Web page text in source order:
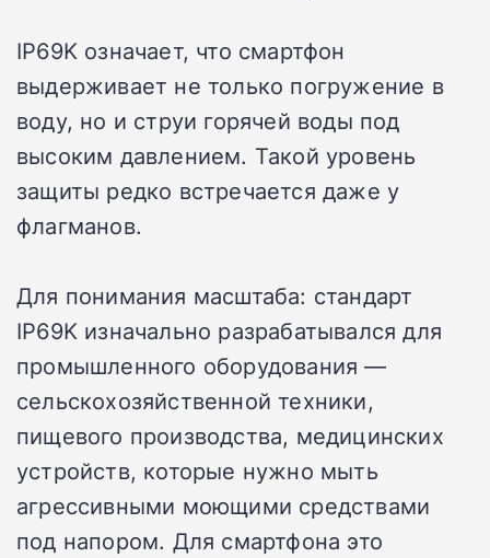
IP69K означает, что смартфон
выдерживает не только погружение в
воду, но и струи горячей воды под
высоким давлением. Такой уровень
защиты редко встречается даже у
флагманов.
Для понимания масштаба: стандарт
IP69K изначально разрабатывался для
промышленного оборудования —
сельскохозяйственной техники,
пищевого производства, медицинских
устройств, которые нужно мыть
агрессивными моющими средствами
под напором. Для смартфона это